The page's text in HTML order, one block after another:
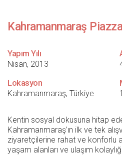
Kahramanmaraş Piazza
Yapım Yılı
Nisan, 2013
Lokasyon
Kahramanmaraş, Türkiye
Kentin sosyal dokusuna hitap
Kahramanmaraş’ın ilk ve tek
ziyaretçilerine rahat ve konforlu
yaşam alanları ve ulaşım